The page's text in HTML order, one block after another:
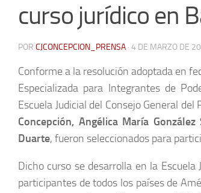
curso jurídico en
POR CJCONCEPCION_PRENSA · 4 DE MARZO DE
Conforme a la resolución adoptada en
Especializada para Integrantes de
Escuela Judicial del Consejo General del
Concepción, Angélica María González
Duarte, fueron seleccionados para
Dicho curso se desarrolla en la
participantes de todos los países de